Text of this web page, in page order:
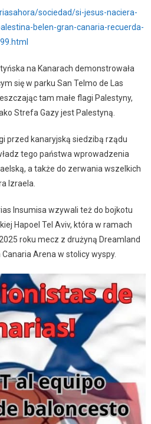
sociedad/si-jesus-naciera-
belen-gran-canaria-recuerda-
na Kanarach demonstrowała
się w parku San Telmo de Las
tam małe flagi Palestyny,
Strefa Gazy jest Palestyną.
przed kanaryjską siedzibą rządu
tego państwa wprowadzenia
a także do zerwania wszelkich
Izraela.
Insumisa wzywali też do bojkotu
Hapoel Tel Aviv, która w ramach
roku mecz z drużyną Dreamland
Arena w stolicy wyspy.